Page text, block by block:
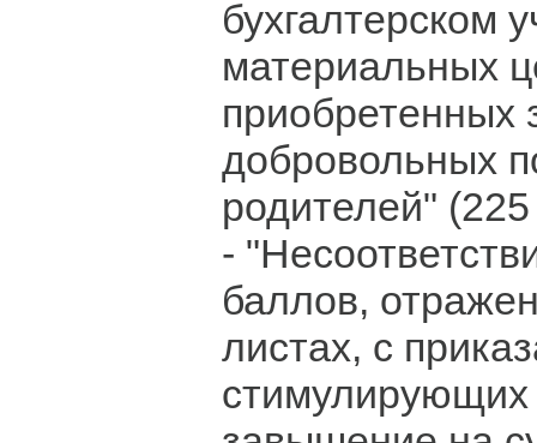
бухгалтерском
материальных
приобретенных
добровольных
родителей"
-
баллов,
листах, с
стимулирующих